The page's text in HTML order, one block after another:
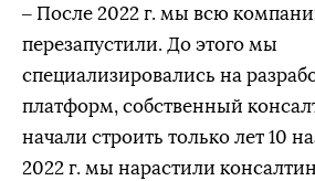
– После 2022 г. мы всю
перезапустили. До этого мы
специализировались на
платформ, собственный
начали строить только лет 10
2022 г. мы нарастили